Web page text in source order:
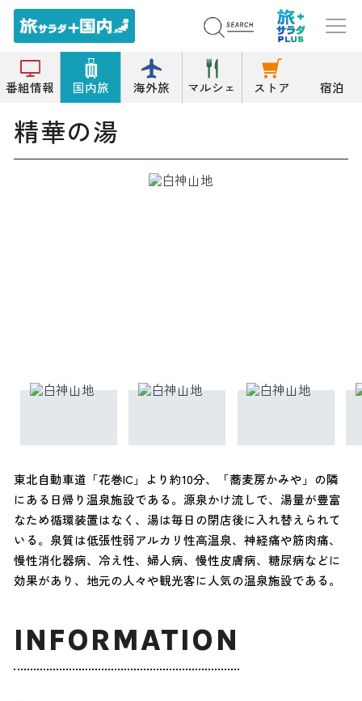
番組情報 国内旅 海外旅 マルシェ ストア 宿泊
トップ 温泉/温泉浴場 精華の湯
精華の湯
東北自動車道「花巻IC」より約10分、「蕎麦房かみや」の隣
にある日帰り温泉施設である。源泉かけ流しで、湯量が豊富
なため循環装置はなく、湯は毎日の閉店後に入れ替えられて
いる。泉質は低張性弱アルカリ性高温泉、神経痛や筋肉痛、
慢性消化器病、冷え性、婦人病、慢性皮膚病、糖尿病などに
効果があり、地元の人々や観光客に人気の温泉施設である。
INFORMATION